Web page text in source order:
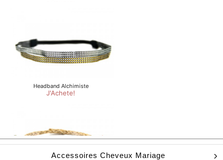
Accessoires Cheveux Mariage